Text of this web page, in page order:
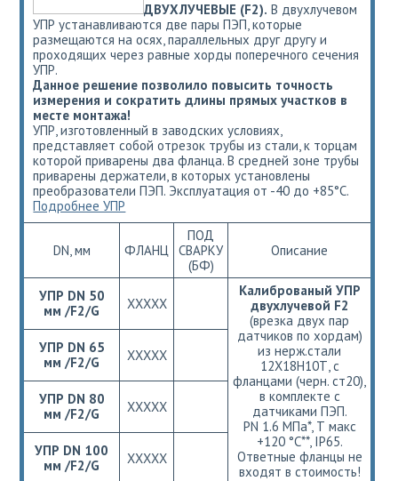
ДВУХЛУЧЕВЫЕ (F2). В двухлучевом
УПР устанавливаются две пары ПЭП, которые
размещаются на осях, параллельных друг другу и
проходящих через равные хорды поперечного сечения
УПР.
Данное решение позволило повысить точность
измерения и сократить длины прямых участков в
месте монтажа!
УПР, изготовленный в заводских условиях,
представляет собой отрезок трубы из стали, к торцам
которой приварены два фланца. В средней зоне трубы
приварены держатели, в которых установлены
преобразователи ПЭП. Эксплуатация от -40 до +85°С.
Подробнее УПР
DN, мм ФЛАНЦ
ПОД
СВАРКУ
(БФ)
Описание
УПР DN 50
мм /F2/G
ХХХХХ
Калиброваный УПР
двухлучевой F2
(врезка двух пар
датчиков по хордам)
из нерж.стали
12Х18Н10Т, с
фланцами (черн. ст20),
в комплекте с
датчиками ПЭП.
РN 1.6 МПа*, Т макс
+120 °С**, IP65.
Ответные фланцы не
входят в стоимость!
УПР DN 65
мм /F2/G
ХХХХХ
УПР DN 80
мм /F2/G
ХХХХХ
УПР DN 100
мм /F2/G
ХХХХХ